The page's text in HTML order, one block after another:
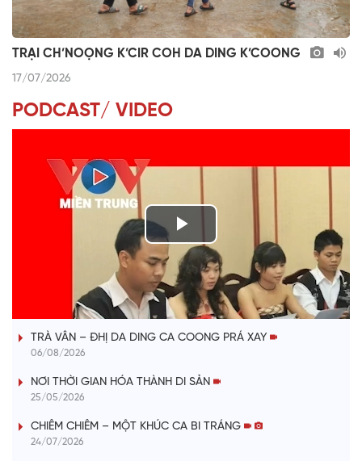
TRẠI CH’NOỌNG K’CIR COH DA DING K’COONG
17/07/2026
PODCAST/ VIDEO
P
l
a
V
i
VÀI PHÚT DÀNH CHO QUẢNG BÁ
TRÀ VÂN – ĐHỊ DA DING CA COONG PRÁ XAY
06/08/2026
NƠI THỜI GIAN HÓA THÀNH DI SẢN
25/05/2026
CHIÊM CHIÊM – MỘT KHÚC CA BI TRÁNG
24/07/2026